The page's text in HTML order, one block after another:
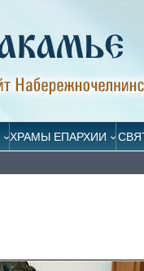
ХРАМЫ ЕПАРХИИ